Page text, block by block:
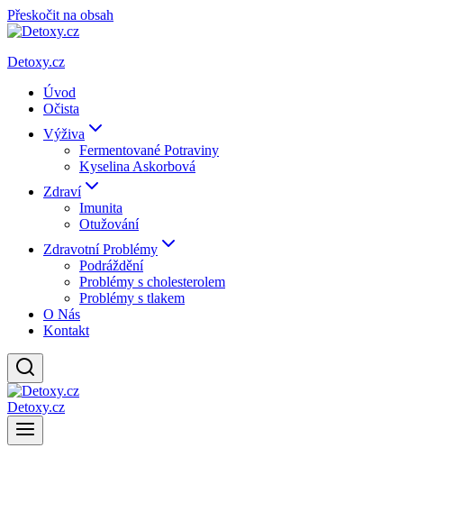
Přeskočit na obsah
Detoxy.cz
Úvod
Očista
Výživa
Fermentované Potraviny
Kyselina Askorbová
Zdraví
Imunita
Otužování
Zdravotní Problémy
Podráždění
Problémy s cholesterolem
Problémy s tlakem
O Nás
Kontakt
Detoxy.cz